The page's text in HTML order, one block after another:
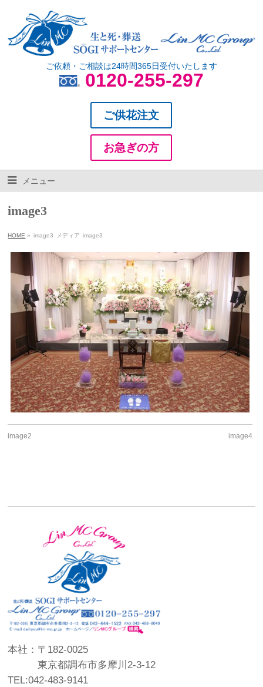
ご依頼・ご相談は24時間365日受付いたします
0120-255-297
ご供花注文
お急ぎの方
メニュー
image3
HOME » image3 メディア image3
image2 image4
本社：〒182-0025
東京都調布市多摩川2-3-12
TEL:042-483-9141